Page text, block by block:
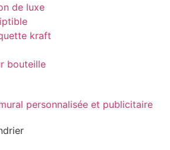
de luxe
kraft
bouteille